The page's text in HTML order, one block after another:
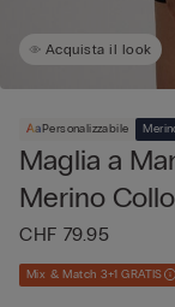
Acquista il look
Personalizzabile
Maglia a
Merino
CHF 79.95
Mix & Match 3+1 GRATIS